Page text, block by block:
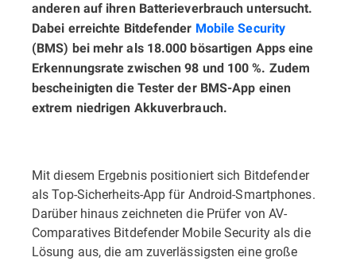
anderen auf ihren Batterieverbrauch untersucht.
Dabei erreichte Bitdefender Mobile Security
(BMS) bei mehr als 18.000 bösartigen Apps eine
Erkennungsrate zwischen 98 und 100 %. Zudem
bescheinigten die Tester der BMS-App einen
extrem niedrigen Akkuverbrauch.
Mit diesem Ergebnis positioniert sich Bitdefender
als Top-Sicherheits-App für Android-Smartphones.
Darüber hinaus zeichneten die Prüfer von AV-
Comparatives Bitdefender Mobile Security als die
Lösung aus, die am zuverlässigsten eine große